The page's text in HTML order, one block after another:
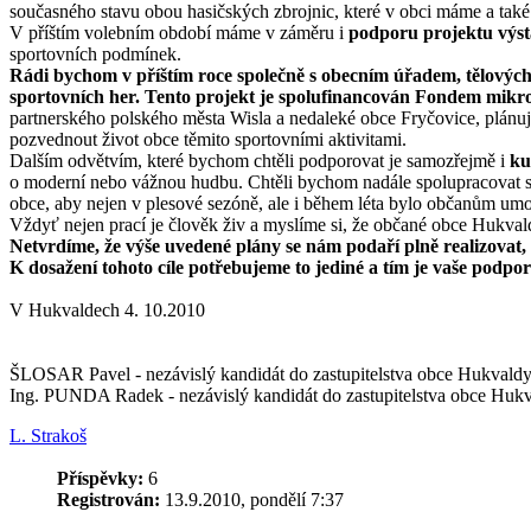
současného stavu obou hasičských zbrojnic, které v obci máme a
V příštím volebním období máme v záměru i podporu projektu
sportovních podmínek.
Rádi bychom v příštím roce společně s obecním úřadem,
sportovních her. Tento projekt je spolufinancován Fondem
partnerského polského města Wisla a nedaleké obce Fryčovice,
pozvednout život obce těmito sportovními aktivitami.
Dalším odvětvím, které bychom chtěli podporovat je samozřejmě i
o moderní nebo vážnou hudbu. Chtěli bychom nadále
obce, aby nejen v plesové sezóně, ale i během léta bylo občanům
Vždyť nejen prací je člověk živ a myslíme si, že občané obce
Netvrdíme, že výše uvedené plány se nám podaří plně
K dosažení tohoto cíle potřebujeme to jediné a tím je vaše
V Hukvaldech 4. 10.2010
ŠLOSAR Pavel - nezávislý kandidát do zastupitelstva obce
Ing. PUNDA Radek - nezávislý kandidát do zastupitelstva obce
L. Strakoš
Příspěvky: 6
Registrován: 13.9.2010, pondělí 7:37